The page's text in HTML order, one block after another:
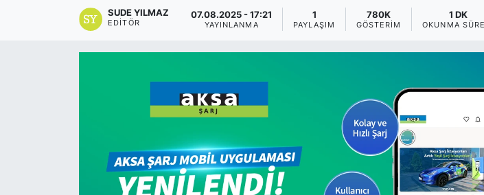
SUDE YILMAZ
EDITÖR
07.08.2025 - 17:21
YAYINLANMA
1
PAYLAŞIM
780K
GÖSTERIM
1 DK
OKUNMA
FESTİVAL HABERLERİ
RÖPORTAJLAR